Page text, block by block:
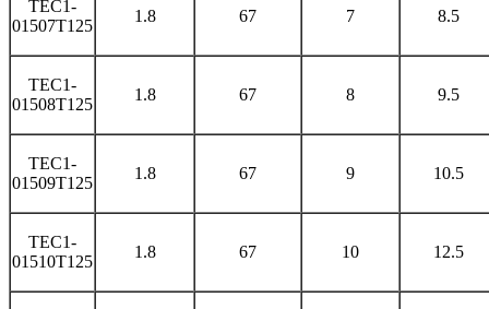
TEC1-
01507T125
1.8 67 7 8.5
TEC1-
01508T125
1.8 67 8 9.5
TEC1-
01509T125
1.8 67 9 10.5
TEC1-
01510T125
1.8 67 10 12.5